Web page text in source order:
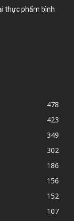
thực phẩm bình
478
423
349
302
186
156
152
107